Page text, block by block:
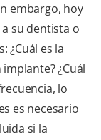
embargo, hoy
su dentista o
¿Cuál es la
¿Cuál
lo
es necesario
si la